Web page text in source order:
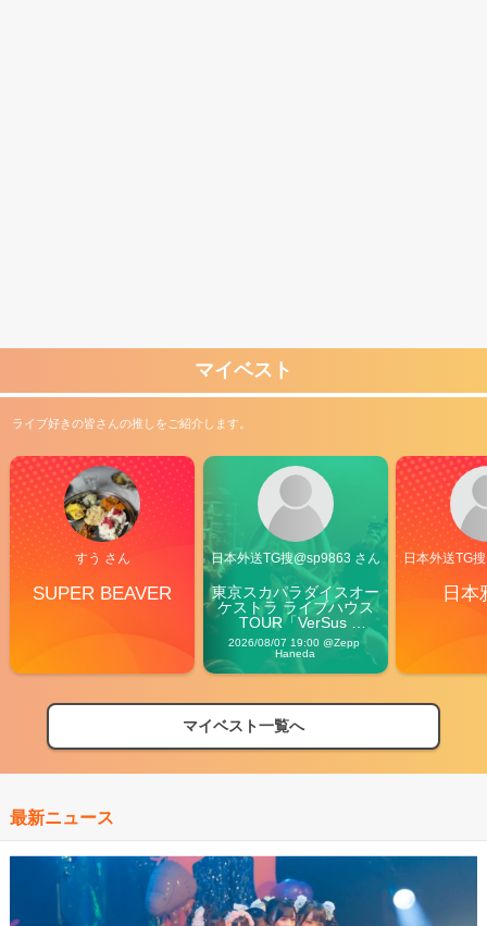
マイベスト
ライブ好きの皆さんの推しをご紹介します。
すう さん
SUPER BEAVER
日本外送TG搜@sp9863 さん
東京スカパラダイスオー
ケストラ ライブハウス
TOUR「VerSus
Carnival」
2026/08/07 19:00 @Zepp
Haneda
日本外送TG
日本
マイベスト一覧へ
最新ニュース